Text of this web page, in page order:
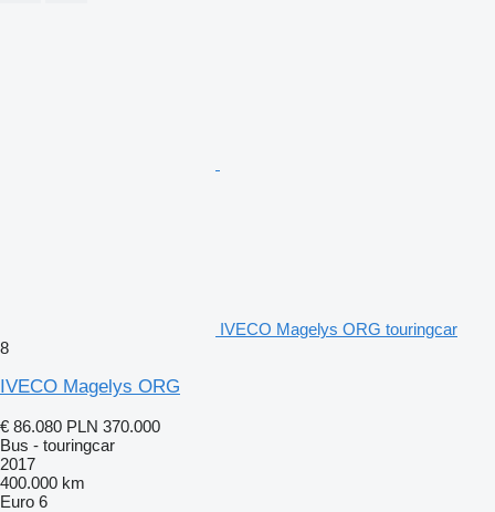
IVECO Magelys ORG touringcar
8
IVECO Magelys ORG
€ 86.080 PLN 370.000
Bus - touringcar
2017
400.000 km
Euro 6